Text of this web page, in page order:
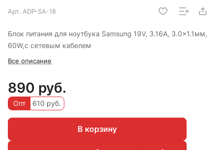
Арт. ADP-SA-18
Блок питания для ноутбука Samsung 19V, 3.16A, 3.0x1.1мм,
60W,с сетевым кабелем
Все описание
890 руб.
Опт 610 руб.
В корзину